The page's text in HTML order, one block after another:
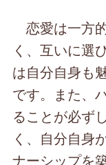
恋愛は一方
く、互いに選
は自分自身も
です。また、
ることが必ず
く、自分自身
ナーシップを